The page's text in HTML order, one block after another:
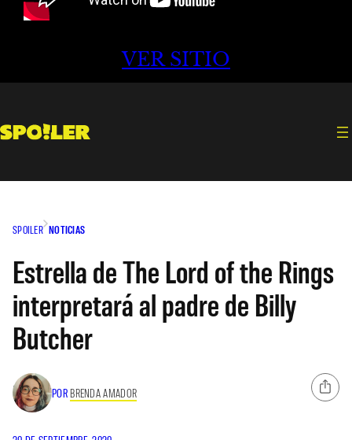
VER SITIO
SPOILER NOTICIAS
Estrella de The Lord of the Rings
interpretará al padre de Billy
Butcher
POR BRENDA AMADOR